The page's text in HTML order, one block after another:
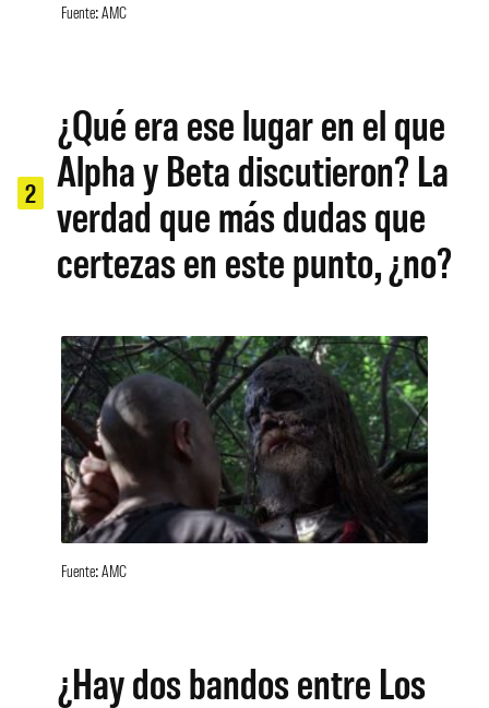
Fuente: AMC
2
¿Qué era ese lugar en el que
Alpha y Beta discutieron? La
verdad que más dudas que
certezas en este punto, ¿no?
Fuente: AMC
¿Hay dos bandos entre Los